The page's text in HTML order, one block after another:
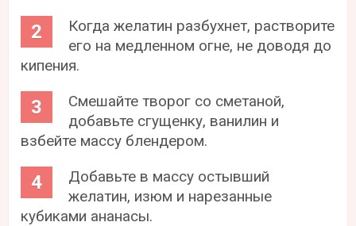
Когда желатин разбухнет, растворите
его на медленном огне, не доводя до
кипения.
Смешайте творог со сметаной,
добавьте сгущенку, ванилин и
взбейте массу блендером.
Добавьте в массу остывший
желатин, изюм и нарезанные
кубиками ананасы.